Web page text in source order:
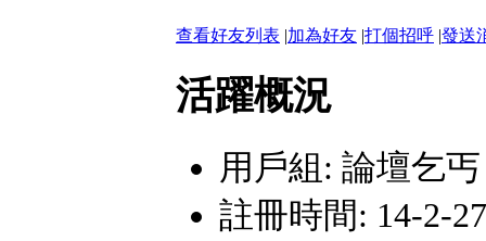
查看好友列表 |加為好友 |打個招呼 |發送
活躍概況
用戶組: 論壇乞丐
註冊時間: 14-2-